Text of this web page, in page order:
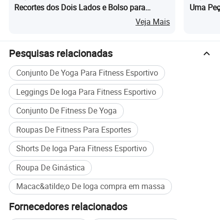
Recortes dos Dois Lados e Bolso para
Veja Mais
Uma
Pesquisas relacionadas
Conjunto De Yoga Para Fitness Esportivo
Leggings De Ioga Para Fitness Esportivo
Conjunto De Fitness De Yoga
Roupas De Fitness Para Esportes
Shorts De Ioga Para Fitness Esportivo
Roupa De Ginástica
Macac&atilde;o De Ioga compra em massa
Fornecedores relacionados